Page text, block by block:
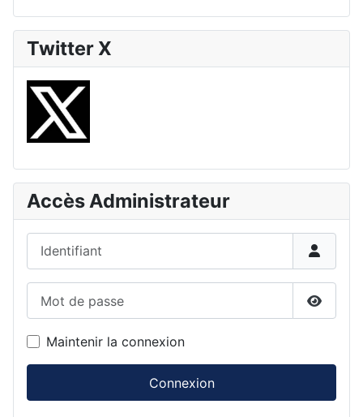
Twitter X
Accès Administrateur
Maintenir la connexion
Connexion